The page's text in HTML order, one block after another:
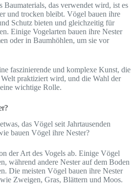
Baumaterials, das verwendet wird, ist es
und trocken bleibt. Vögel bauen ihre
Schutz bieten und gleichzeitig für
Einige Vogelarten bauen ihre Nester
oder in Baumhöhlen, um sie vor
faszinierende und komplexe Kunst, die
praktiziert wird, und die Wahl der
wichtige Rolle.
das Vögel seit Jahrtausenden
bauen Vögel ihre Nester?
der Art des Vogels ab. Einige Vögel
während andere Nester auf dem Boden
Die meisten Vögel bauen ihre Nester
Zweigen, Gras, Blättern und Moos.